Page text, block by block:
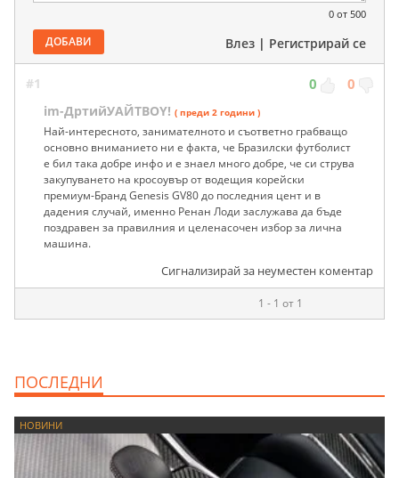
0 от 500
ДОБАВИ Влез | Регистрирай се
#1 0 0
im-ДртийУАЙТBOY! ( преди 2 години )
Най-интересното, занимателното и съответно грабващо
основно вниманието ни е факта, че Бразилски футболист
е бил така добре инфо и е знаел много добре, че си струва
закупуването на кросоувър от водещия корейски
премиум-Бранд Genesis GV80 до последния цент и в
дадения случай, именно Ренан Лоди заслужава да бъде
поздравен за правилния и целенасочен избор за лична
машина.
Сигнализирай за неуместен коментар
1 - 1 от 1
ПОСЛЕДНИ
НОВИНИ